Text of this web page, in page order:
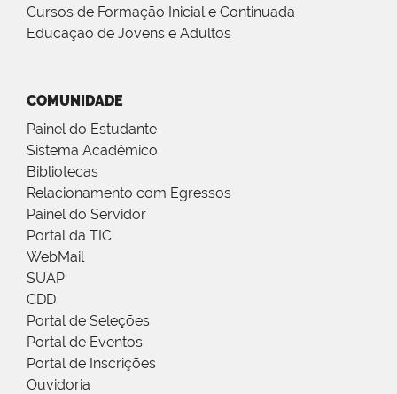
Cursos de Formação Inicial e Continuada
Educação de Jovens e Adultos
COMUNIDADE
Painel do Estudante
Sistema Acadêmico
Bibliotecas
Relacionamento com Egressos
Painel do Servidor
Portal da TIC
WebMail
SUAP
CDD
Portal de Seleções
Portal de Eventos
Portal de Inscrições
Ouvidoria